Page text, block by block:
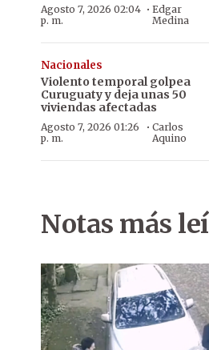
Agosto 7, 2026 02:04
p. m.
· Edgar
Medina
Nacionales
Violento temporal golpea
Curuguaty y deja unas 50
viviendas afectadas
Agosto 7, 2026 01:26
p. m.
· Carlos
Aquino
Notas más